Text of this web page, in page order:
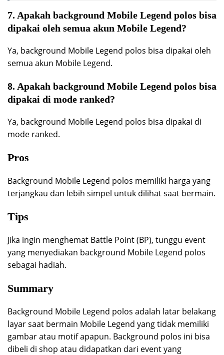
7. Apakah background Mobile Legend polos bisa
dipakai oleh semua akun Mobile Legend?
Ya, background Mobile Legend polos bisa dipakai oleh
semua akun Mobile Legend.
8. Apakah background Mobile Legend polos bisa
dipakai di mode ranked?
Ya, background Mobile Legend polos bisa dipakai di
mode ranked.
Pros
Background Mobile Legend polos memiliki harga yang
terjangkau dan lebih simpel untuk dilihat saat bermain.
Tips
Jika ingin menghemat Battle Point (BP), tunggu event
yang menyediakan background Mobile Legend polos
sebagai hadiah.
Summary
Background Mobile Legend polos adalah latar belakang
layar saat bermain Mobile Legend yang tidak memiliki
gambar atau motif apapun. Background polos ini bisa
dibeli di shop atau didapatkan dari event yang